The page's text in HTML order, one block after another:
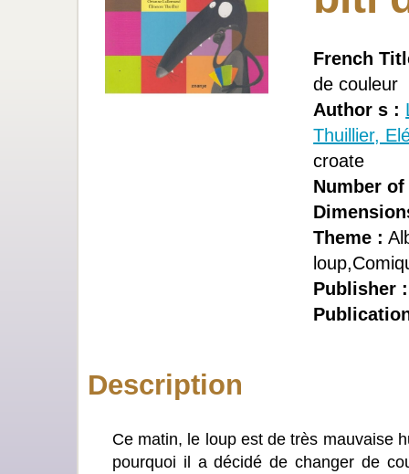
French
de couleur
Author s :
Thuillier,
croate
Number of
Theme :
Publisher
Description
Ce matin, le loup est de très mauvaise
pourquoi il a décidé de changer de